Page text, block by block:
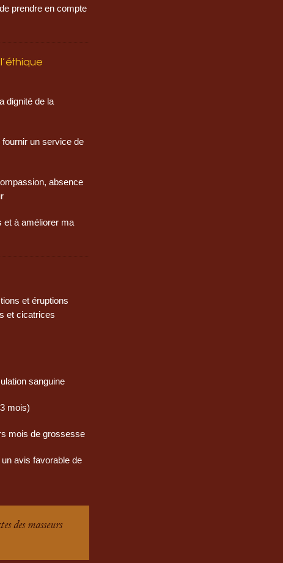
prendre en compte
dignité de la
un service de
absence
et à améliorer ma
et éruptions
et cicatrices
sanguine
mois)
mois de grossesse
avis favorable de
des masseurs